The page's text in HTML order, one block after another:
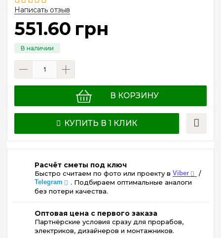
Написать отзыв
551.60 грн
В КОРЗИНУ
КУПИТЬ В 1 КЛИК
Расчёт сметы под ключ
Быстро считаем по фото или проекту в Viber /
Telegram
. Подбираем оптимальные аналоги
без потери качества.
Оптовая цена с первого заказа
Партнёрские условия сразу для прорабов,
электриков, дизайнеров и монтажников.